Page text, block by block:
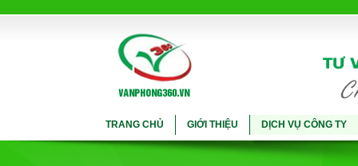
TRANG CHỦ GIỚI THIỆU DỊCH VỤ CÔNG TY